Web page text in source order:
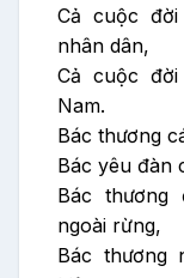
Cả cuộc
nhân dân,
Cả cuộc
Nam.
Bác thương
Bác yêu đàn
Bác thương
ngoài rừng,
Bác thương